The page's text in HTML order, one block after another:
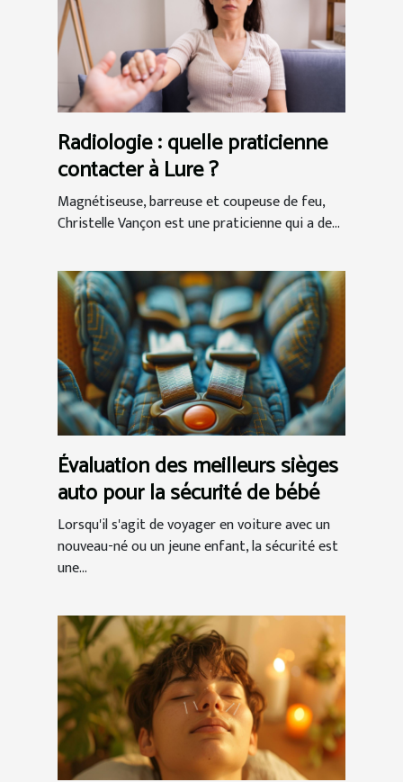
Radiologie : quelle praticienne
contacter à Lure ?
Magnétiseuse, barreuse et coupeuse de feu,
Christelle Vançon est une praticienne qui a de...
Évaluation des meilleurs sièges
auto pour la sécurité de bébé
Lorsqu'il s'agit de voyager en voiture avec un
nouveau-né ou un jeune enfant, la sécurité est
une...